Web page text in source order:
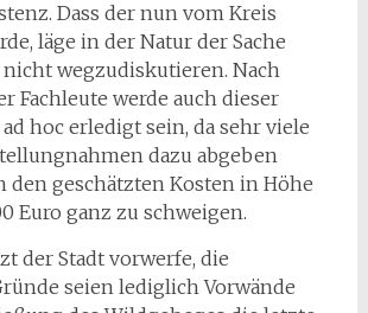
Dass der nun vom Kreis
läge in der Natur der Sache
nicht wegzudiskutieren. Nach
Fachleute werde auch dieser
hoc erledigt sein, da sehr viele
dazu abgeben
den geschätzten Kosten in Höhe
Euro ganz zu schweigen.
der Stadt vorwerfe, die
seien lediglich Vorwände